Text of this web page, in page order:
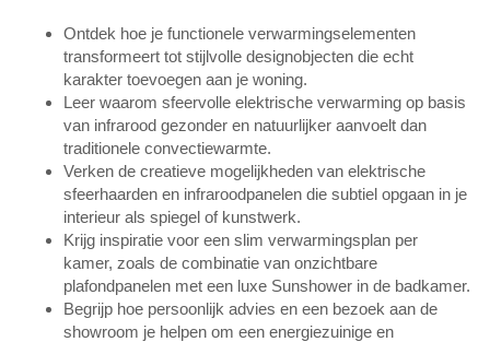
Ontdek hoe je functionele verwarmingselementen
transformeert tot stijlvolle designobjecten die echt
karakter toevoegen aan je woning.
Leer waarom sfeervolle elektrische verwarming op basis
van infrarood gezonder en natuurlijker aanvoelt dan
traditionele convectiewarmte.
Verken de creatieve mogelijkheden van elektrische
sfeerhaarden en infraroodpanelen die subtiel opgaan in je
interieur als spiegel of kunstwerk.
Krijg inspiratie voor een slim verwarmingsplan per
kamer, zoals de combinatie van onzichtbare
plafondpanelen met een luxe Sunshower in de badkamer.
Begrijp hoe persoonlijk advies en een bezoek aan de
showroom je helpen om een energiezuinige en